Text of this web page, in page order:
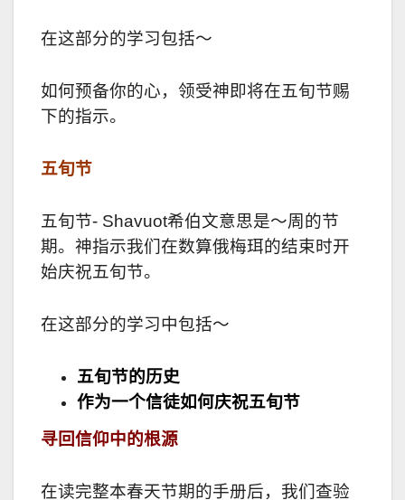
在这部分的学习包括～
如何预备你的心，领受神即将在五旬节赐
下的指示。
五旬节
五旬节- Shavuot希伯文意思是～周的节
期。神指示我们在数算俄梅珥的结束时开
始庆祝五旬节。
在这部分的学习中包括～
五旬节的历史
作为一个信徒如何庆祝五旬节
寻回信仰中的根源
在读完整本春天节期的手册后，我们查验